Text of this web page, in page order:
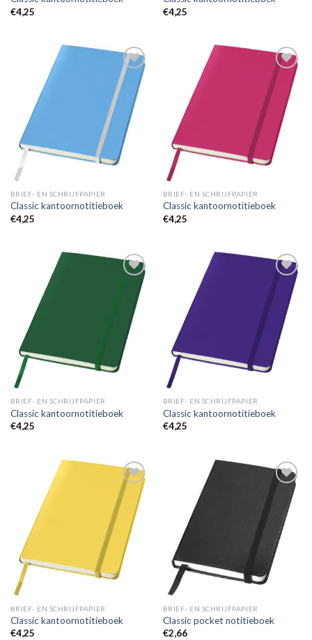
€4,25
€4,25
Toevoegen
aan
wenslijst
BRIEF- EN SCHRIJFPAPIER
Classic kantoornotitieboek
€4,25
Toevoegen
aan
wenslijst
BRIEF- EN SCHRIJFPAPIER
Classic kantoornotitieboek
€4,25
Toevoegen
wenslijst
BRIEF- EN SCHRIJFPAPIER
Classic kantoornotitieboek
€4,25
Toevoegen
aan
wenslijst
BRIEF- EN SCHRIJFPAPIER
Classic kantoornotitieboek
€4,25
Toevoegen
aan
wenslijst
BRIEF- EN SCHRIJFPAPIER
Classic kantoornotitieboek
€4,25
Toevoegen
wenslijst
BRIEF- EN SCHRIJFPAPIER
Classic pocket notitieboek
€2,66